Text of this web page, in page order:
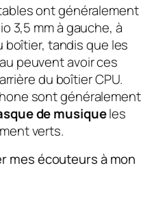
ont généralement
3,5 mm à gauche, à
boîtier, tandis que les
peuvent avoir ces
du boîtier CPU.
sont généralement
de musiqueles
verts.
mes écouteurs à mon